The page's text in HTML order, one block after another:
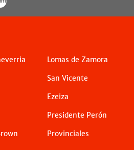
Lomas de Zamora
San Vicente
Ezeiza
Presidente Perón
Provinciales